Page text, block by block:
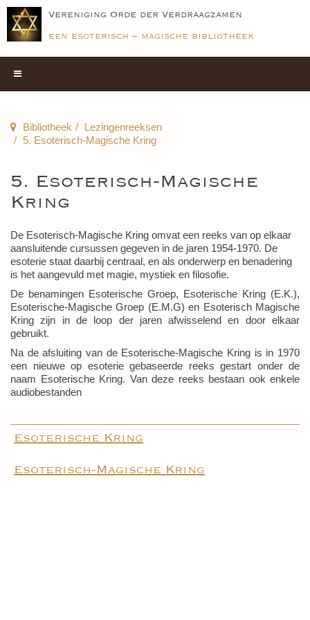
Vereniging Orde der Verdraagzamen
een esoterisch – magische bibliotheek
Bibliotheek
Lezingenreeksen
5. Esoterisch-Magische Kring
5. Esoterisch-Magische
Kring
De Esoterisch-Magische Kring omvat een reeks van op elkaar
aansluitende cursussen gegeven in de jaren 1954-1970. De
esoterie staat daarbij centraal, en als onderwerp en benadering
is het aangevuld met magie, mystiek en filosofie.
De benamingen Esoterische Groep, Esoterische Kring (E.K.),
Esoterische-Magische Groep (E.M.G) en Esoterisch Magische
Kring zijn in de loop der jaren afwisselend en door elkaar
gebruikt.
Na de afsluiting van de Esoterische-Magische Kring is in 1970
een nieuwe op esoterie gebaseerde reeks gestart onder de
naam Esoterische Kring. Van deze reeks bestaan ook enkele
audiobestanden
Esoterische Kring
Esoterisch-Magische Kring